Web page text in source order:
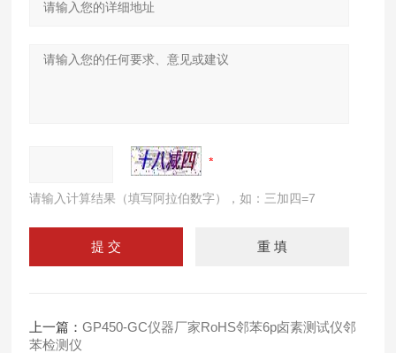
请输入计算结果（填写阿拉伯数字），如：三加四=7
上一篇：GP450-GC仪器厂家RoHS邻苯6p卤素测试仪邻
苯检测仪